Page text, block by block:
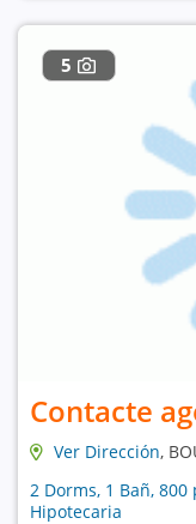
5
Contacte
Ver Dirección,
2 Dorms, 1 Bañ,
Hipotecaria